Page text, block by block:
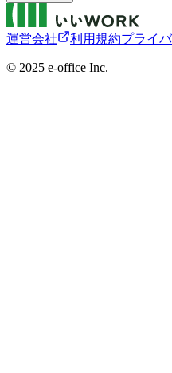
運営会社 利用規約プライ
©︎ 2025 e-office Inc.